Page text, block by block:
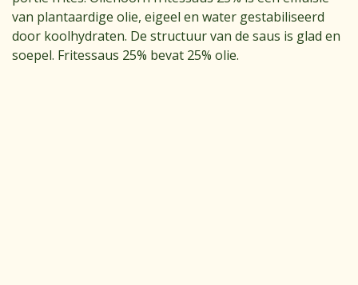
van plantaardige olie, eigeel en water gestabiliseerd
door koolhydraten. De structuur van de saus is glad en
soepel. Fritessaus 25% bevat 25% olie.